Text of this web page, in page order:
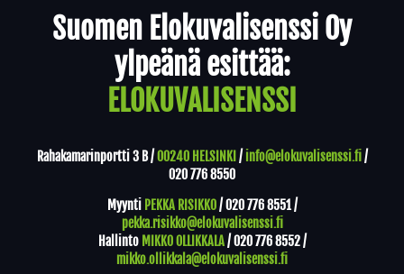
Suomen Elokuvalisenssi Oy
ylpeänä esittää:
ELOKUVALISENSSI
Rahakamarinportti 3 B /00240 HELSINKI / info@elokuvalisenssi.fi/
020 776 8550
Myynti PEKKA RISIKKO/020 776 8551/
pekka.risikko@elokuvalisenssi.fi
Hallinto MIKKO OLLIKKALA/020 776 8552/
mikko.ollikkala@elokuvalisenssi.fi